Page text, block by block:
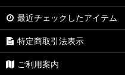
最近チェックしたアイテム
特定商取引法表示
ご利用案内